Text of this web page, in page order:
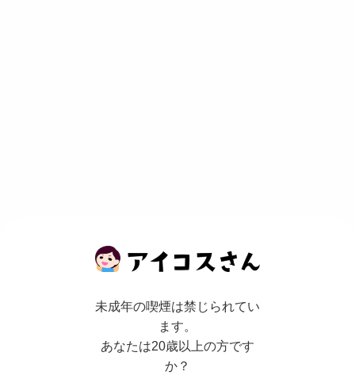
未成年の喫煙は禁じられてい
ます。
あなたは20歳以上の方です
か？